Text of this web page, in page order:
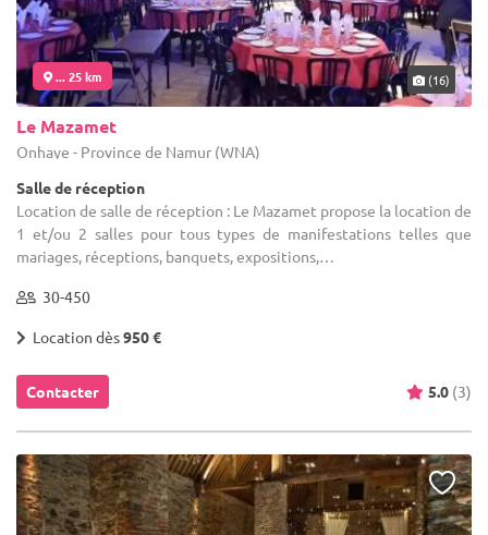
... 25 km (16)
Le Mazamet
Onhaye - Province de Namur (WNA)
Salle de réception
Location de salle de réception : Le Mazamet propose la location de
1 et/ou 2 salles pour tous types de manifestations telles que
mariages, réceptions, banquets, expositions,…
30-450
Location dès950 €
Contacter 5.0 (3)